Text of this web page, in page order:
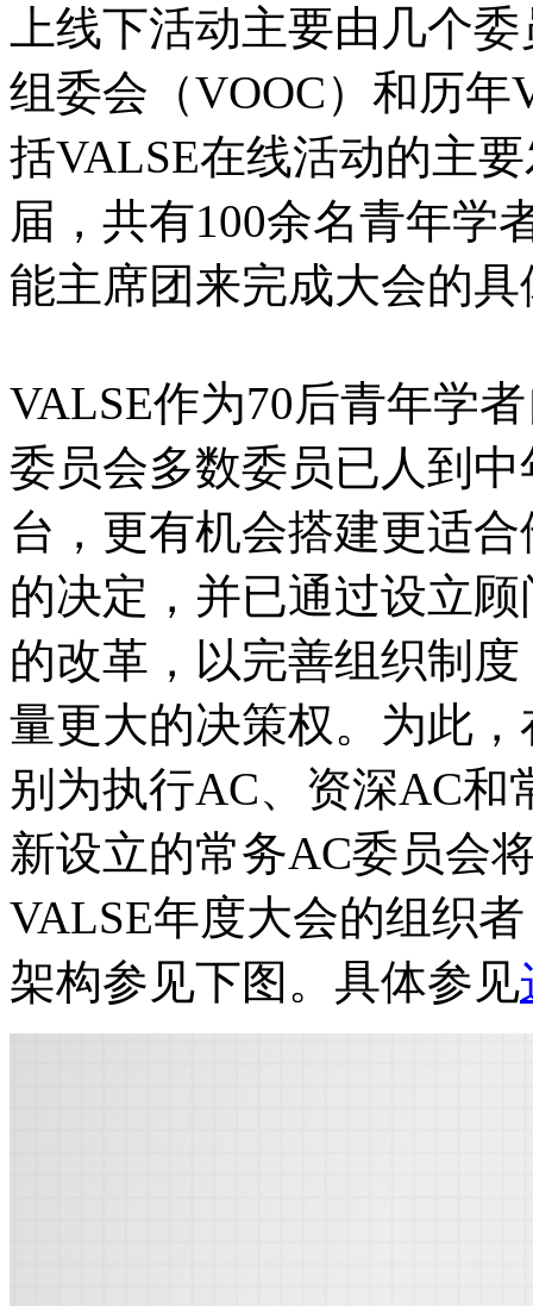
上线下活动主要由几个
组委会（VOOC）和历年
括VALSE在线活动的主
届，共有100余名青年学
能主席团来完成大会的
VALSE作为70后青年学
委员会多数委员已人到
台，更有机会搭建更适
的决定，并已通过设立
的改革，以完善组织制
量更大的决策权。为此
别为执行AC、资深AC和
新设立的常务AC委员会
VALSE年度大会的组织
架构参见下图。具体参见